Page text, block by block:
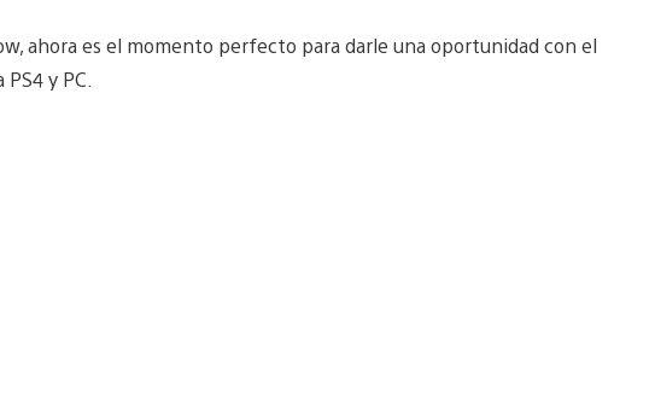
ahora es el momento perfecto para darle una oportunidad con el
y PC.